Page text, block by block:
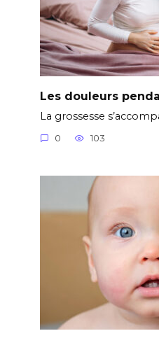
Les douleurs
La grossesse
0 103